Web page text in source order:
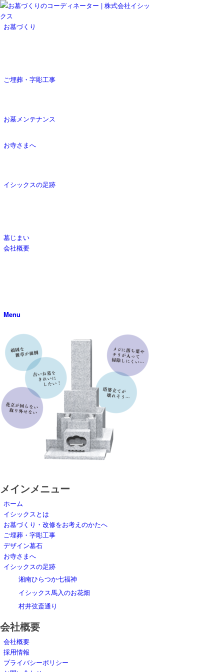
お墓づくり
ご埋葬・字彫工事
お墓メンテナンス
お寺さまへ
イシックスの足跡
墓じまい
会社概要
Menu
メインメニュー
ホーム
イシックスとは
お墓づくり・改修をお考えのかたへ
ご埋葬・字彫工事
デザイン墓石
お寺さまへ
イシックスの足跡
湘南ひらつか七福神
イシックス馬入のお花畑
村井弦斎通り
会社概要
会社概要
採用情報
プライバシーポリシー